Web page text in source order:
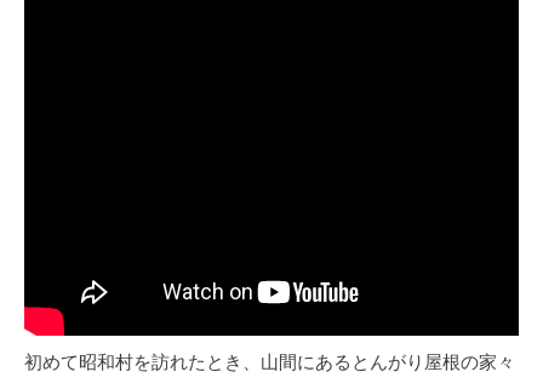
初めて昭和村を訪れたとき、山間にあるとんがり屋根の家々